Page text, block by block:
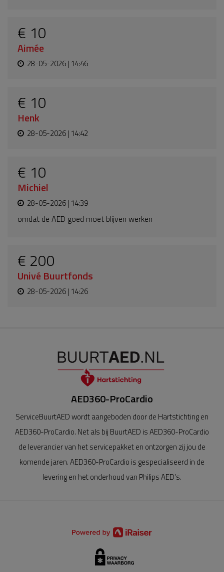
€ 10
Aimée
28-05-2026 | 14:46
€ 10
Henk
28-05-2026 | 14:42
€ 10
Michiel
28-05-2026 | 14:39
omdat de AED goed moet blijven werken
€ 200
Univé Buurtfonds
28-05-2026 | 14:26
AED360-ProCardio
ServiceBuurtAED wordt aangeboden door de Hartstichting en
AED360-ProCardio. Net als bij BuurtAED is AED360-ProCardio
de leverancier van het servicepakket en ontzorgen zij jou de
komende jaren. AED360-ProCardio is gespecialiseerd in de
levering en het onderhoud van Philips AED’s.